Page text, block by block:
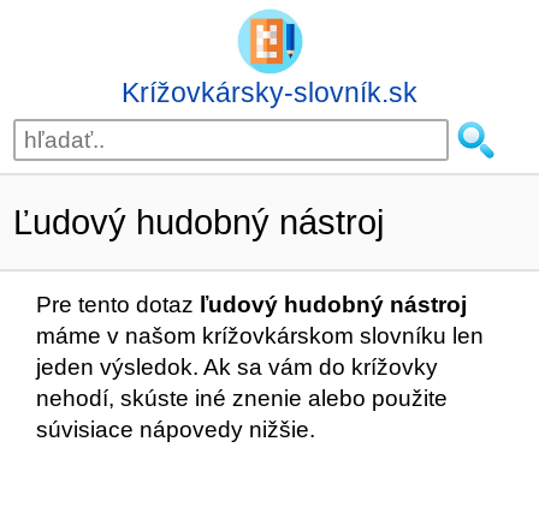
Krížovkársky-slovník.sk
Ľudový hudobný nástroj
Pre tento dotaz ľudový hudobný nástroj
máme v našom krížovkárskom slovníku len
jeden výsledok. Ak sa vám do krížovky
nehodí, skúste iné znenie alebo použite
súvisiace nápovedy nižšie.